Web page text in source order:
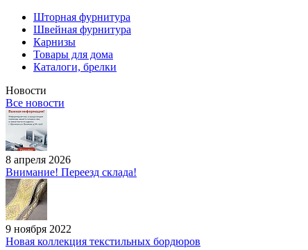
Шторная фурнитура
Швейная фурнитура
Карнизы
Товары для дома
Каталоги, брелки
Новости
Все новости
8 апреля 2026
Внимание! Переезд склада!
9 ноября 2022
Новая коллекция текстильных бордюров